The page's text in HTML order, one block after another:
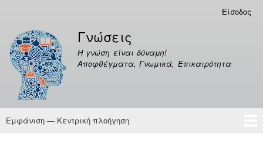
περιεχόμενο
λογαριασμού
χρήστη
Είσοδος
Γνώσεις
Η γνώση είναι δύναμη!
Αποφθέγματα, Γνωμικά, Επικαιρότητα
Κεντρική
Εμφάνιση — Κεντρική πλοήγηση